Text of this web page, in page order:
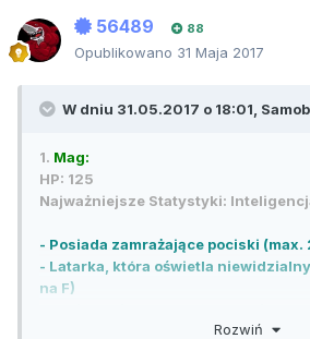
56489 88
Opublikowano 31 Maja 2017
W dniu 31.05.2017 o 18:01,
1. Mag:
HP: 125
Najważniejsze Statystyki:
- Posiada zamrażające pociski (max.
- Latarka, która oświetla
na F)
Rozwiń